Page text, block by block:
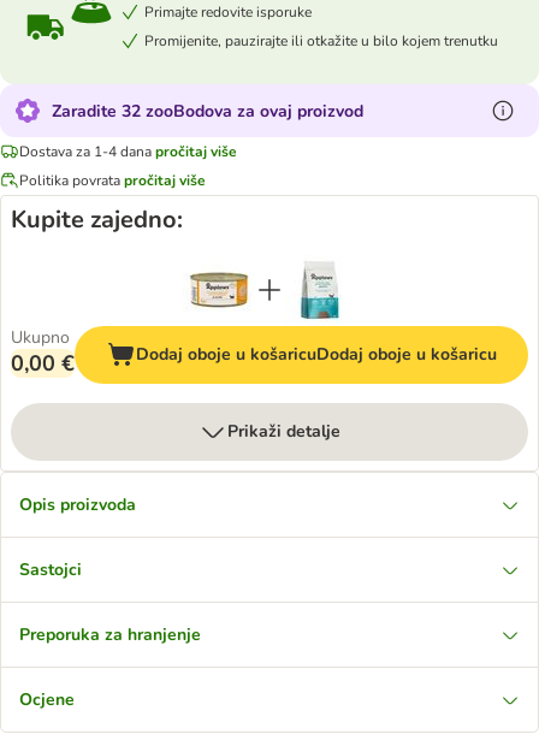
Primajte redovite isporuke
Promijenite, pauzirajte ili otkažite u bilo kojem trenutku
Zaradite 32 zooBodova za ovaj proizvod
Dostava za 1-4 danapročitaj više
Politika povratapročitaj više
Kupite zajedno:
Ukupno
0,00 € Dodaj oboje u košaricuDodaj oboje u košaricu
Prikaži detalje
Opis proizvoda
Sastojci
Preporuka za hranjenje
Ocjene